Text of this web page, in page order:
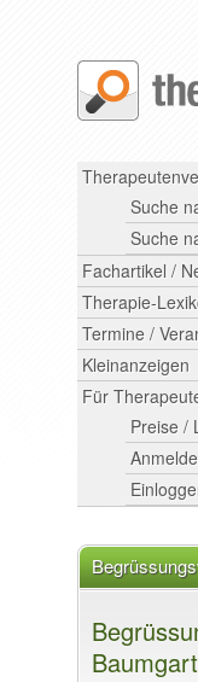
Suche
Suche
Fachartikel /
Therapie-
Termine /
Kleinanzeigen
Für
Preise /